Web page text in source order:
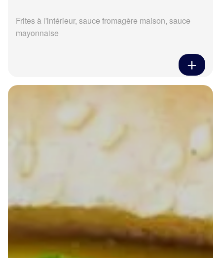
Frites à l'intérieur, sauce fromagère maison, sauce
mayonnaise